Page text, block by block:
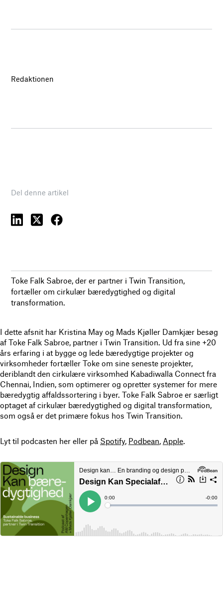
Redaktionen
Del denne artikel
Toke Falk Sabroe, der er partner i Twin Transition,
fortæller om cirkulær bæredygtighed og digital
transformation.
I dette afsnit har Kristina May og Mads Kjøller Damkjær besøg
af Toke Falk Sabroe, partner i Twin Transition. Ud fra sine +20
års erfaring i at bygge og lede bæredygtige projekter og
virksomheder fortæller Toke om sine seneste projekter,
deriblandt den cirkulære virksomhed Kabadiwalla Connect fra
Chennai, Indien, som optimerer og opretter systemer for mere
bæredygtig affaldssortering i byer. Toke Falk Sabroe er særligt
optaget af cirkulær bæredygtighed og digital transformation,
som også er det primære fokus hos Twin Transition.
Lyt til podcasten her eller på Spotify, Podbean, Apple.